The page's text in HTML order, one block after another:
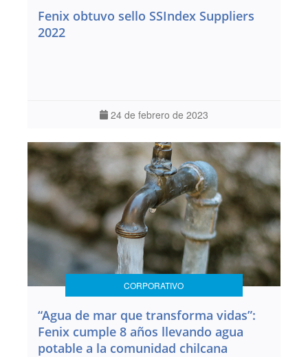
Fenix obtuvo sello SSIndex Suppliers
2022
24 de febrero de 2023
CORPORATIVO
“Agua de mar que transforma vidas”:
Fenix cumple 8 años llevando agua
potable a la comunidad chilcana